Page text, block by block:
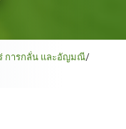
การกลั่น และอัญมณี/